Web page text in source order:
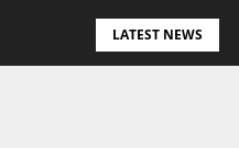
LATEST NEWS
ャリーオンバッグ